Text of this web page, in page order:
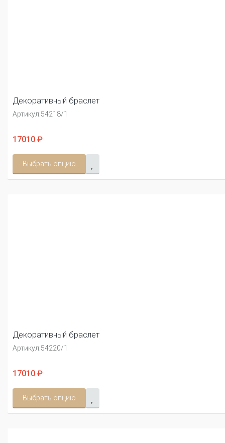
Декоративный браслет
Артикул:54218/1
17010 ₽
Выбрать опцию
Декоративный браслет
Артикул:54220/1
17010 ₽
Выбрать опцию